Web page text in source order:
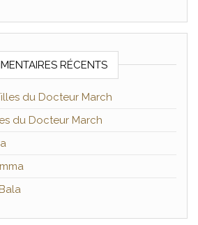
RÉCENTS
du Docteur March
du Docteur March